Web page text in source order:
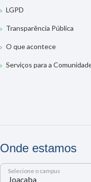
LGPD
Transparência Pública
O que acontece
Serviços para a
Onde estamos
Selecione o campus